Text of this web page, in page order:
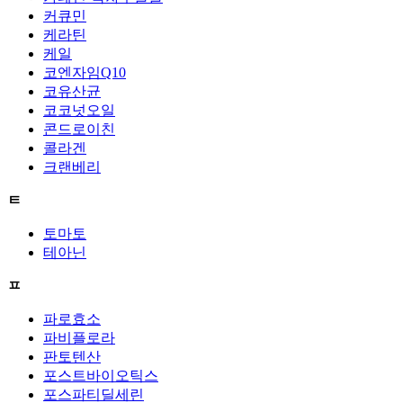
커큐민
케라틴
케일
코엔자임Q10
코유산균
코코넛오일
콘드로이친
콜라겐
크랜베리
ㅌ
토마토
테아닌
ㅍ
파로효소
파비플로라
판토텐산
포스트바이오틱스
포스파티딜세린